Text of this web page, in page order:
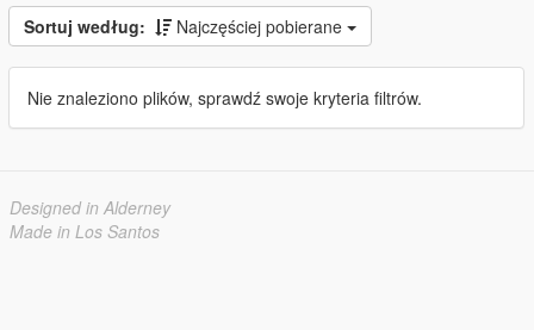
Sortuj według: Najczęściej pobierane
Nie znaleziono plików, sprawdź swoje kryteria filtrów.
Designed in Alderney
Made in Los Santos